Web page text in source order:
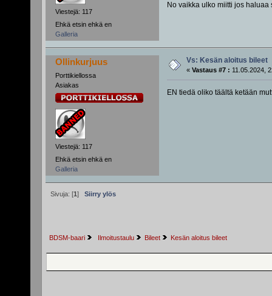
Viestejä: 117
Ehkä etsin ehkä en
Galleria
No vaikka ulko miitti jos haluaa
Ollinkurjuus
Porttikiellossa
Asiakas
Viestejä: 117
Ehkä etsin ehkä en
Galleria
Vs: Kesän aloitus bileet
« Vastaus #7 : 11.05.2024,
EN tiedä oliko täältä ketään
Sivuja: [1 ] Siirry ylös
BDSM-baari Ilmoitustaulu Bileet Kesän aloitus bileet